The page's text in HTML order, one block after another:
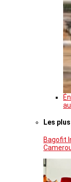
Les
Bagofit